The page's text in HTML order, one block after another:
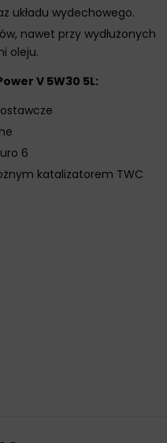
układu wydechowego.
nawet przy wydłużonych
oleju.
V 5W30 5L:
6
katalizatorem TWC